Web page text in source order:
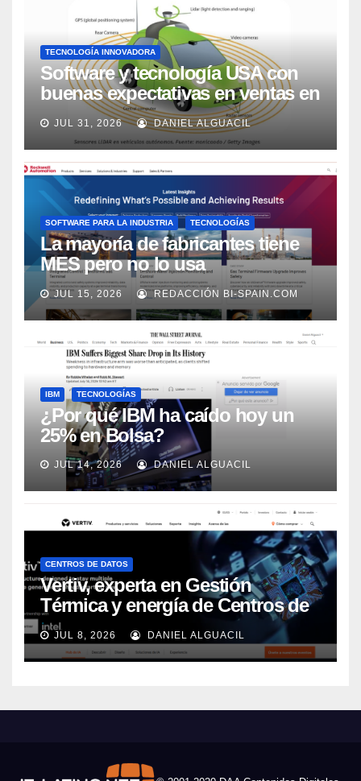
TECNOLOGÍA INNOVADORA
Software y tecnología USA con
buenas expectativas en ventas en
los próximos 2 años, según
Market Watch
JUL 31, 2026 DANIEL ALGUACIL
SOFTWARE PARA LA INDUSTRIA TECNOLOGÍAS
La mayoría de fabricantes tiene
MES pero no lo usa
adecuadamente, según Rockwell
Automation
JUL 15, 2026 REDACCIÓN BI-SPAIN.COM
IBM TECNOLOGÍAS
¿Por qué IBM ha caído hoy un
25% en Bolsa?
JUL 14, 2026 DANIEL ALGUACIL
CENTROS DE DATOS
Vertiv, experta en Gestión
Térmica y energía de Centros de
Datos, sigue su crecimiento
imparable
JUL 8, 2026 DANIEL ALGUACIL